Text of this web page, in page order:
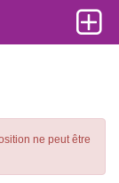
ne peut être